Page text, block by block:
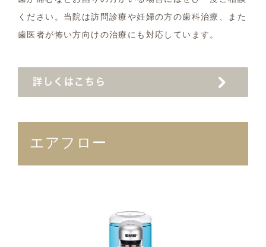
ください。当院は訪問診療や妊婦の方の歯科治療、また
歯医者が怖い方向けの治療にも対応しています。
詳しくはこちら
エアフロー